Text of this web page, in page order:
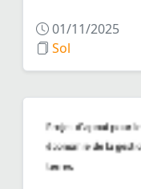
01/11/2025
Sol